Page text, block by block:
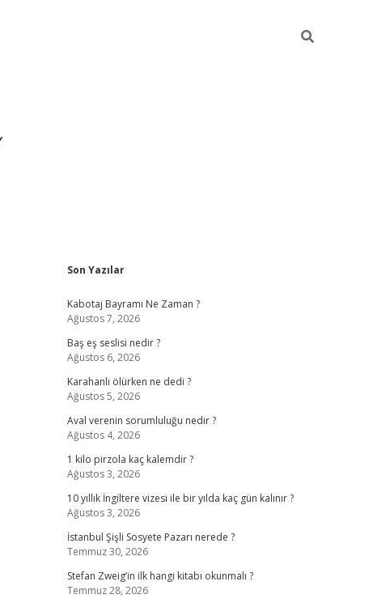
Sidebar
Son Yazılar
Kabotaj Bayramı Ne Zaman ?
Ağustos 7, 2026
Baş eş seslisi nedir ?
Ağustos 6, 2026
Karahanlı ölürken ne dedi ?
Ağustos 5, 2026
Aval verenin sorumluluğu nedir ?
Ağustos 4, 2026
1 kilo pirzola kaç kalemdir ?
Ağustos 3, 2026
10 yıllık İngiltere vizesi ile bir yılda kaç gün kalınır ?
Ağustos 3, 2026
İstanbul Şişli Sosyete Pazarı nerede ?
Temmuz 30, 2026
Stefan Zweig’in ilk hangi kitabı okunmalı ?
Temmuz 28, 2026